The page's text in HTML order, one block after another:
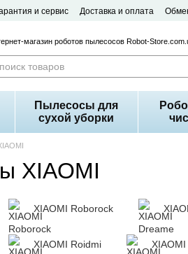
и сервис Доставка и оплата
магазин роботов пылесосов Robot-
Пылесосы для
сухой уборки
XIAOMI
XIAOMI Roborock
XIAOMI Roidmi